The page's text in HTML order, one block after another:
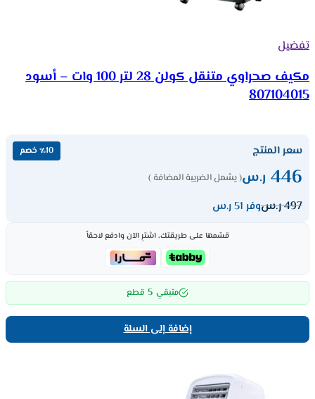
تفضيل
مكيف صحراوي متنقل كولن 28 لتر 100 وات – أسود
807104015
سعر المنتج ٪10 خصم
446 ر.س( يشمل الضريبة المضافة )
497ر.سوفر 51 ر.س
قسّمها على طريقتك، اشترِ الآن وادفع لاحقاً
متبقي 5 قطع
إضافة إلى السلة